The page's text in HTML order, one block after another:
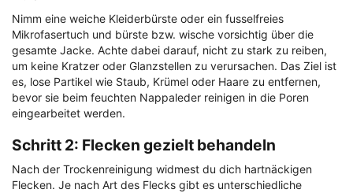
Nimm eine weiche Kleiderbürste oder ein fusselfreies
Mikrofasertuch und bürste bzw. wische vorsichtig über die
gesamte Jacke. Achte dabei darauf, nicht zu stark zu reiben,
um keine Kratzer oder Glanzstellen zu verursachen. Das Ziel ist
es, lose Partikel wie Staub, Krümel oder Haare zu entfernen,
bevor sie beim feuchten Nappaleder reinigen in die Poren
eingearbeitet werden.
Schritt 2: Flecken gezielt behandeln
Nach der Trockenreinigung widmest du dich hartnäckigen
Flecken. Je nach Art des Flecks gibt es unterschiedliche